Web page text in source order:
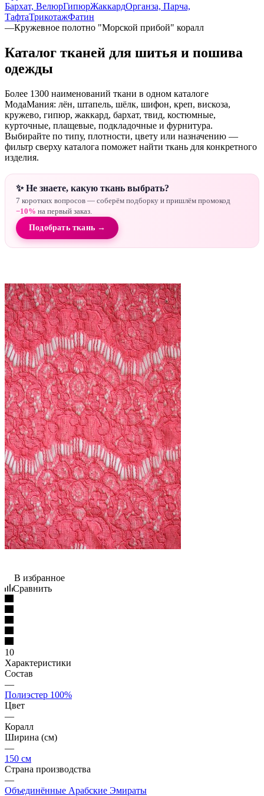
Бархат, ВелюрГипюрЖаккардОрганза, Парча,
ТафтаТрикотажФатин
—Кружевное полотно "Морской прибой" коралл
Каталог тканей для шитья и пошива
одежды
Более 1300 наименований ткани в одном каталоге
МодаМания: лён, штапель, шёлк, шифон, креп, вискоза,
кружево, гипюр, жаккард, бархат, твид, костюмные,
курточные, плащевые, подкладочные и фурнитура.
Выбирайте по типу, плотности, цвету или назначению —
фильтр сверху каталога поможет найти ткань для конкретного
изделия.
✨ Не знаете, какую ткань выбрать?
7 коротких вопросов — соберём подборку и пришлём промокод
−10% на первый заказ.
Подобрать ткань →
В избранное
Сравнить
10
Характеристики
Состав
—
Полиэстер 100%
Цвет
—
Коралл
Ширина (см)
—
150 см
Страна производства
—
Объединённые Арабские Эмираты